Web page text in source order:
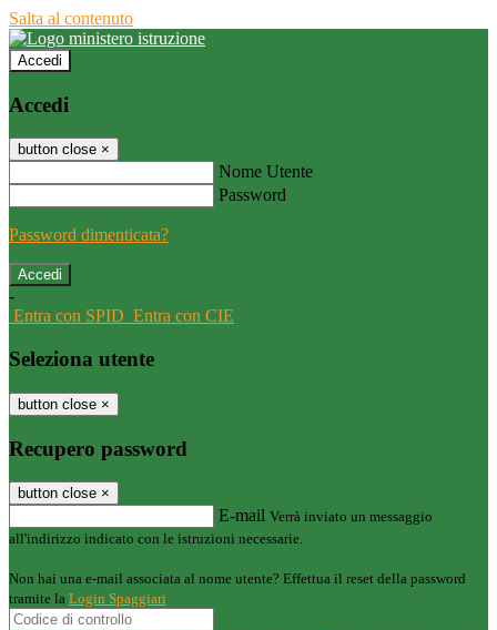
Salta al contenuto
Accedi
Accedi
button close ×
Nome Utente
Password
Password dimenticata?
-
Entra con SPID Entra con CIE
Seleziona utente
button close ×
Recupero password
button close ×
E-mail Verrà inviato un messaggio
all'indirizzo indicato con le istruzioni necessarie.
Non hai una e-mail associata al nome utente? Effettua il reset della password
tramite la Login Spaggiari